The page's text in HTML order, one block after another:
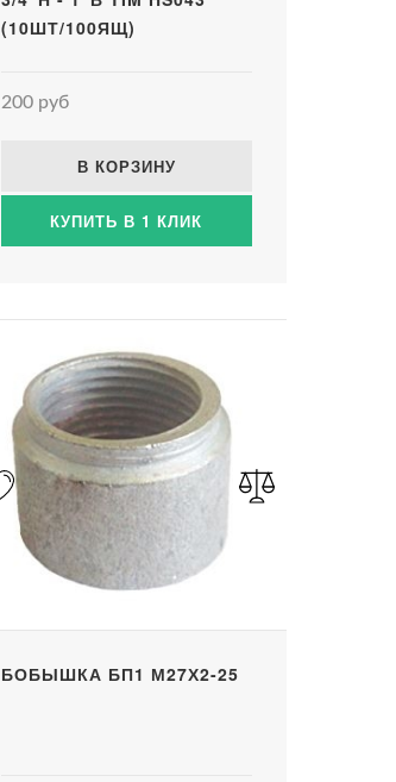
(10ШТ/100ЯЩ)
200 руб
В КОРЗИНУ
КУПИТЬ В 1 КЛИК
БОБЫШКА БП1 М27Х2-25